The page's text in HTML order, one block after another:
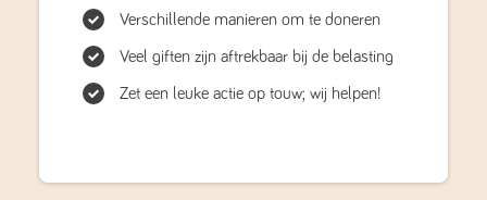
Verschillende manieren om te doneren
Veel giften zijn aftrekbaar bij de belasting
Zet een leuke actie op touw; wij helpen!